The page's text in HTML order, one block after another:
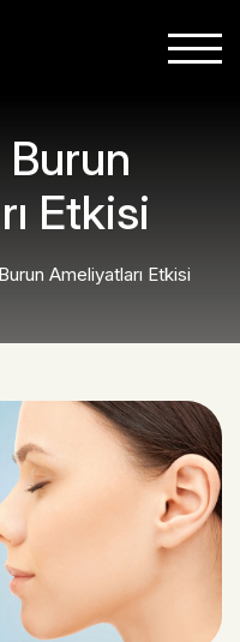
Burun
Etkisi
Ameliyatları Etkisi